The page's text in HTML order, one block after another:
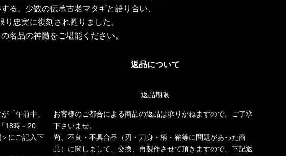
る、少数の伝承古老マタギと語り合い、
忠実に復刻され甦りました。
名品の神髄をご堪能ください。
「午前中」
18時－20
にご記入下
返品について
返品期限
お客様のご都合による商品の返品は承りかねますので、ご了承
下さいませ。
尚、不良・不具合品（刃・刀身・柄・鞘等に問題があった商
品）に関しまして、交換、再製作させて頂きますので、下記返